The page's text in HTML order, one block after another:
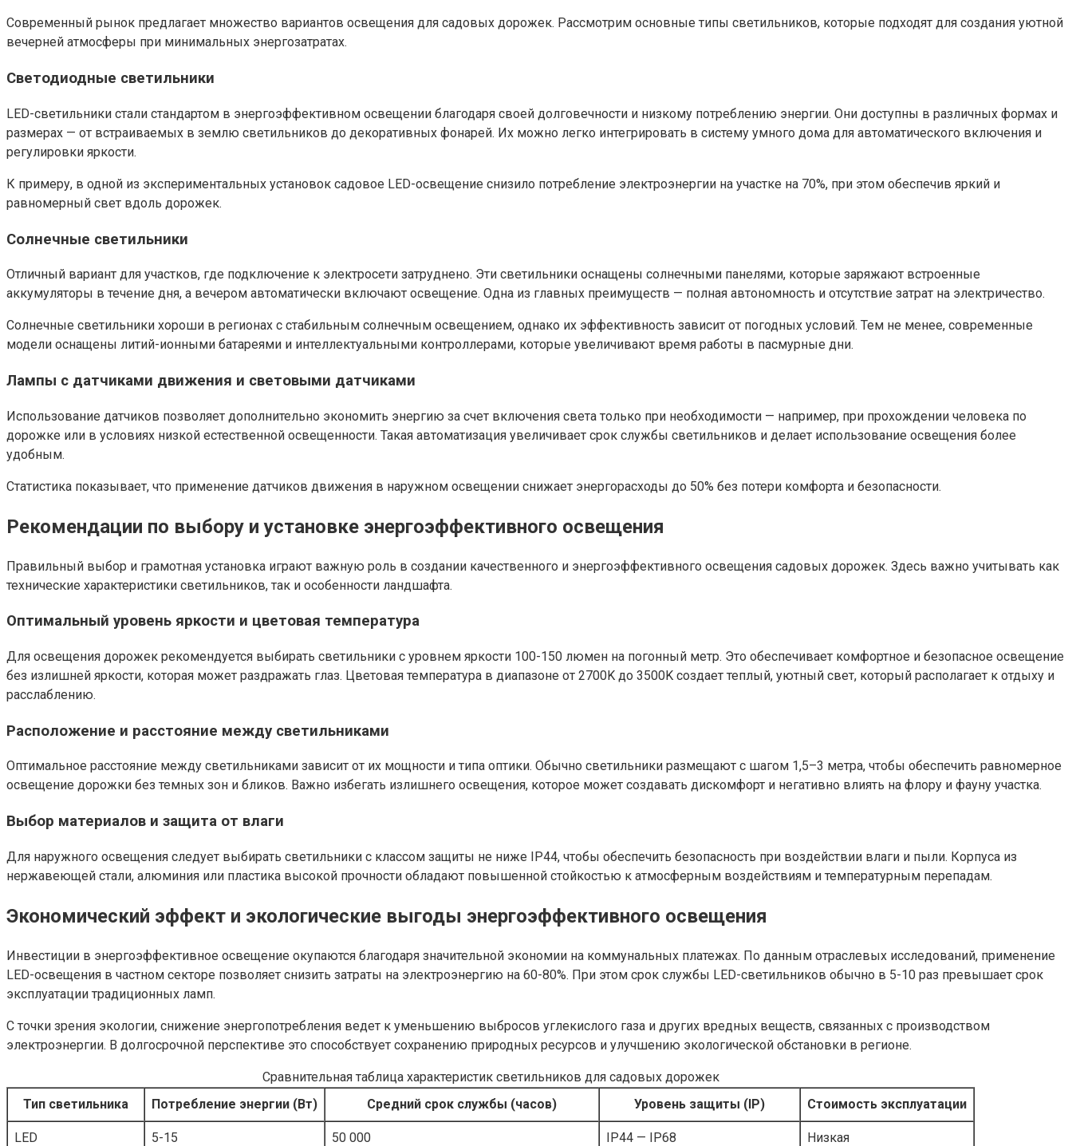
Современный рынок предлагает множество вариантов освещения для садовых дорожек. Рассмотрим основные типы светильников, которые подходят для создания уютной
вечерней атмосферы при минимальных энергозатратах.
Светодиодные светильники
LED-светильники стали стандартом в энергоэффективном освещении благодаря своей долговечности и низкому потреблению энергии. Они доступны в различных формах и
размерах — от встраиваемых в землю светильников до декоративных фонарей. Их можно легко интегрировать в систему умного дома для автоматического включения и
регулировки яркости.
К примеру, в одной из экспериментальных установок садовое LED-освещение снизило потребление электроэнергии на участке на 70%, при этом обеспечив яркий и
равномерный свет вдоль дорожек.
Солнечные светильники
Отличный вариант для участков, где подключение к электросети затруднено. Эти светильники оснащены солнечными панелями, которые заряжают встроенные
аккумуляторы в течение дня, а вечером автоматически включают освещение. Одна из главных преимуществ — полная автономность и отсутствие затрат на электричество.
Солнечные светильники хороши в регионах с стабильным солнечным освещением, однако их эффективность зависит от погодных условий. Тем не менее, современные
модели оснащены литий-ионными батареями и интеллектуальными контроллерами, которые увеличивают время работы в пасмурные дни.
Лампы с датчиками движения и световыми датчиками
Использование датчиков позволяет дополнительно экономить энергию за счет включения света только при необходимости — например, при прохождении человека по
дорожке или в условиях низкой естественной освещенности. Такая автоматизация увеличивает срок службы светильников и делает использование освещения более
удобным.
Статистика показывает, что применение датчиков движения в наружном освещении снижает энергорасходы до 50% без потери комфорта и безопасности.
Рекомендации по выбору и установке энергоэффективного освещения
Правильный выбор и грамотная установка играют важную роль в создании качественного и энергоэффективного освещения садовых дорожек. Здесь важно учитывать как
технические характеристики светильников, так и особенности ландшафта.
Оптимальный уровень яркости и цветовая температура
Для освещения дорожек рекомендуется выбирать светильники с уровнем яркости 100-150 люмен на погонный метр. Это обеспечивает комфортное и безопасное освещение
без излишней яркости, которая может раздражать глаз. Цветовая температура в диапазоне от 2700K до 3500K создает теплый, уютный свет, который располагает к отдыху и
расслаблению.
Расположение и расстояние между светильниками
Оптимальное расстояние между светильниками зависит от их мощности и типа оптики. Обычно светильники размещают с шагом 1,5–3 метра, чтобы обеспечить равномерное
освещение дорожки без темных зон и бликов. Важно избегать излишнего освещения, которое может создавать дискомфорт и негативно влиять на флору и фауну участка.
Выбор материалов и защита от влаги
Для наружного освещения следует выбирать светильники с классом защиты не ниже IP44, чтобы обеспечить безопасность при воздействии влаги и пыли. Корпуса из
нержавеющей стали, алюминия или пластика высокой прочности обладают повышенной стойкостью к атмосферным воздействиям и температурным перепадам.
Экономический эффект и экологические выгоды энергоэффективного освещения
Инвестиции в энергоэффективное освещение окупаются благодаря значительной экономии на коммунальных платежах. По данным отраслевых исследований, применение
LED-освещения в частном секторе позволяет снизить затраты на электроэнергию на 60-80%. При этом срок службы LED-светильников обычно в 5-10 раз превышает срок
эксплуатации традиционных ламп.
С точки зрения экологии, снижение энергопотребления ведет к уменьшению выбросов углекислого газа и других вредных веществ, связанных с производством
электроэнергии. В долгосрочной перспективе это способствует сохранению природных ресурсов и улучшению экологической обстановки в регионе.
Сравнительная таблица характеристик светильников для садовых дорожек
Тип светильника
Потребление энергии (Вт) Средний срок службы (часов) Уровень защиты (IP) Стоимость эксплуатации
LED 5-15 50 000 IP44 — IP68 Низкая